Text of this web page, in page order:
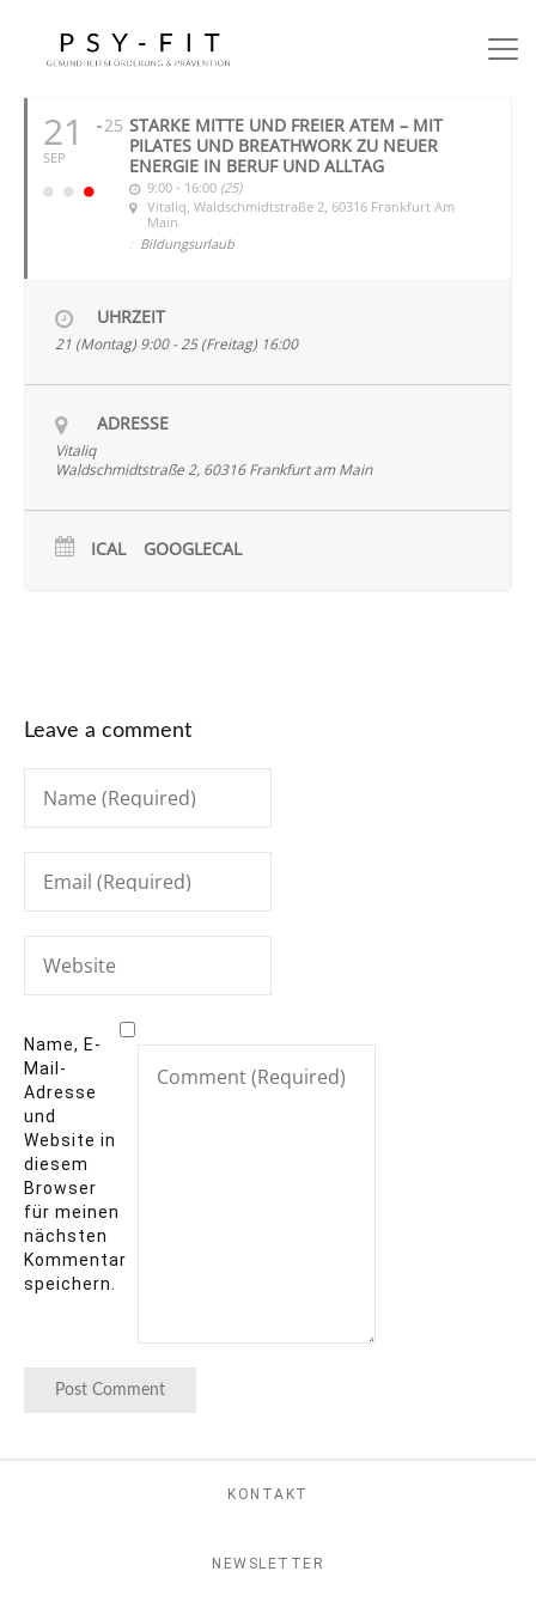
SEPTEMBER 2026
21
SEP
25 STARKE MITTE UND FREIER ATEM – MIT
PILATES UND BREATHWORK ZU NEUER
ENERGIE IN BERUF UND ALLTAG
9:00 - 16:00 (25)
Vitaliq, Waldschmidtstraße 2, 60316 Frankfurt Am
Main
: Bildungsurlaub
UHRZEIT
21 (Montag) 9:00 - 25 (Freitag) 16:00
ADRESSE
Vitaliq
Waldschmidtstraße 2, 60316 Frankfurt am Main
ICAL GOOGLECAL
Leave a comment
Name, E-
Mail-
Adresse
und
Website in
diesem
Browser
für meinen
nächsten
Kommentar
speichern.
KONTAKT
NEWSLETTER